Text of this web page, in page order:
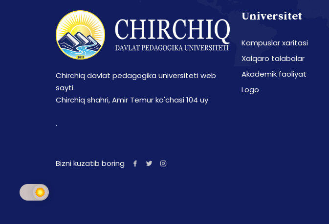
Chirchiq davlat pedagogika universiteti web
sayti.
Chirchiq shahri, Amir Temur ko'chasi 104 uy
.
Universitet
Kampuslar xaritasi
Xalqaro talabalar
Akademik faoliyat
Logo
Bizni kuzatib boring